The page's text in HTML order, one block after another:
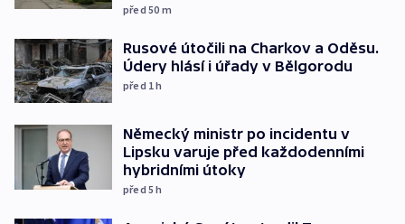
před 50 m
Rusové útočili na Charkov a Oděsu.
Údery hlásí i úřady v Bělgorodu
před 1h
Německý ministr po incidentu v
Lipsku varuje před každodenními
hybridními útoky
před 5h